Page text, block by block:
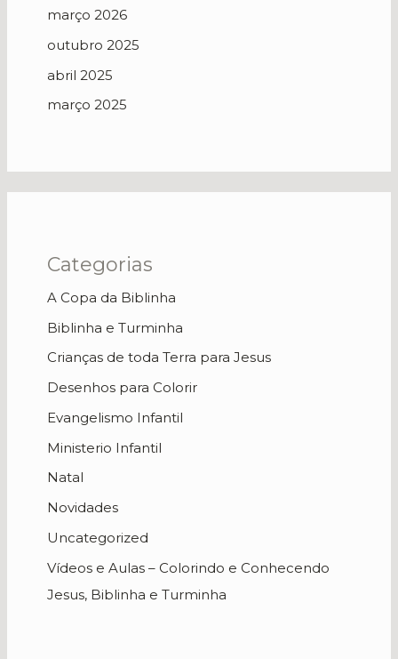
março 2026
outubro 2025
abril 2025
março 2025
Categorias
A Copa da Biblinha
Biblinha e Turminha
Crianças de toda Terra para Jesus
Desenhos para Colorir
Evangelismo Infantil
Ministerio Infantil
Natal
Novidades
Uncategorized
Vídeos e Aulas – Colorindo e Conhecendo
Jesus, Biblinha e Turminha